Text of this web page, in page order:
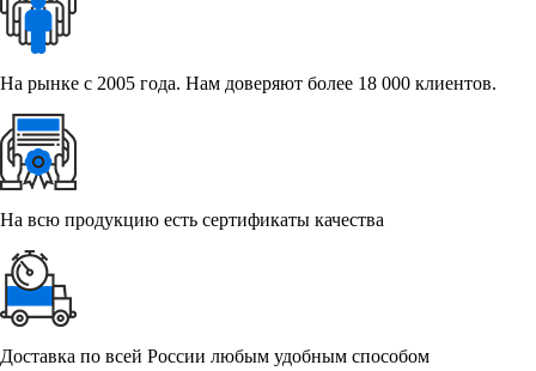
На рынке с 2005 года. Нам доверяют более 18 000 клиентов.
На всю продукцию есть сертификаты качества
Доставка по всей России любым удобным способом